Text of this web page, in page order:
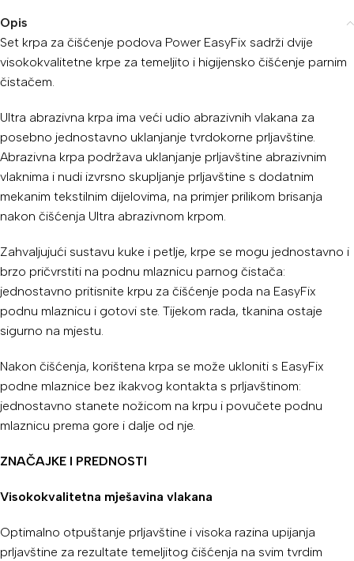
Opis
Set krpa za čišćenje podova Power EasyFix sadrži dvije
visokokvalitetne krpe za temeljito i higijensko čišćenje parnim
čistačem.
Ultra abrazivna krpa ima veći udio abrazivnih vlakana za
posebno jednostavno uklanjanje tvrdokorne prljavštine.
Abrazivna krpa podržava uklanjanje prljavštine abrazivnim
vlaknima i nudi izvrsno skupljanje prljavštine s dodatnim
mekanim tekstilnim dijelovima, na primjer prilikom brisanja
nakon čišćenja Ultra abrazivnom krpom.
Zahvaljujući sustavu kuke i petlje, krpe se mogu jednostavno i
brzo pričvrstiti na podnu mlaznicu parnog čistača:
jednostavno pritisnite krpu za čišćenje poda na EasyFix
podnu mlaznicu i gotovi ste. Tijekom rada, tkanina ostaje
sigurno na mjestu.
Nakon čišćenja, korištena krpa se može ukloniti s EasyFix
podne mlaznice bez ikakvog kontakta s prljavštinom:
jednostavno stanete nožicom na krpu i povučete podnu
mlaznicu prema gore i dalje od nje.
ZNAČAJKE I PREDNOSTI
Visokokvalitetna mješavina vlakana
Optimalno otpuštanje prljavštine i visoka razina upijanja
prljavštine za rezultate temeljitog čišćenja na svim tvrdim